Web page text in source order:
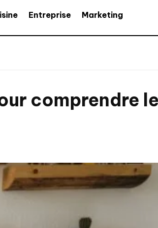
Entreprise Marketing
comprendre